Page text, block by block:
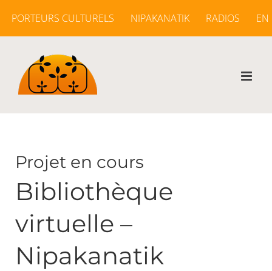
au
contenu
PORTEURS CULTURELS NIPAKANATIK RADIOS EN
Projet en cours
Bibliothèque
virtuelle –
Nipakanatik